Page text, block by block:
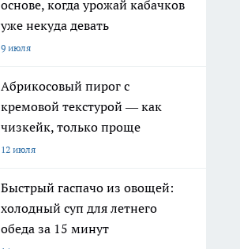
основе, когда урожай кабачков
уже некуда девать
9 июля
Абрикосовый пирог с
кремовой текстурой — как
чизкейк, только проще
12 июля
Быстрый гаспачо из овощей:
холодный суп для летнего
обеда за 15 минут